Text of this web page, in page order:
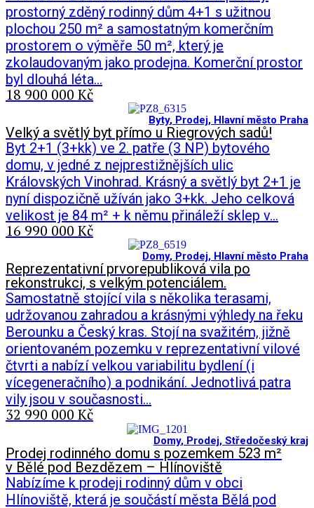
prostorný zděný rodinný dům 4+1 s užitnou
plochou 250 m² a samostatným komerčním
prostorem o výměře 50 m², který je
zkolaudovaným jako prodejna. Komerční prostor
byl dlouhá léta…
18 900 000 Kč
Byty, Prodej, Hlavní město Praha
Velký a světlý byt přímo u Riegrových sadů!
Byt 2+1 (3+kk) ve 2. patře (3 NP) bytového
domu, v jedné z nejprestižnějších ulic
Královských Vinohrad. Krásný a světlý byt 2+1 je
nyní dispozičně užíván jako 3+kk. Jeho celková
velikost je 84 m² + k němu přináleží sklep v…
16 990 000 Kč
Domy, Prodej, Hlavní město Praha
Reprezentativní prvorepubliková vila po
rekonstrukci, s velkým potenciálem.
Samostatně stojící vila s několika terasami,
udržovanou zahradou a krásnými výhledy na řeku
Berounku a Český kras. Stojí na svažitém, jižně
orientovaném pozemku v reprezentativní vilové
čtvrti a nabízí velkou variabilitu bydlení (i
vícegeneračního) a podnikání. Jednotlivá patra
vily jsou v současnosti…
32 990 000 Kč
Domy, Prodej, Středočeský kraj
Prodej rodinného domu s pozemkem 523 m²
v Bělé pod Bezdězem – Hlínoviště
Nabízíme k prodeji rodinný dům v obci
Hlínoviště, která je součástí města Bělá pod